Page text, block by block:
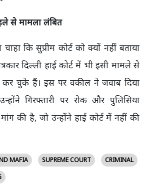
से मामला लंबित
कि सुप्रीम कोर्ट को क्यों नहीं बताया
दिल्ली हाई कोर्ट में भी इसी मामले से
कर चुके हैं। इस पर वकील ने जवाब दिया
गिरफ्तारी पर रोक और पुलिसिया
मांग की है, जो उन्होंने हाई कोर्ट में नहीं की
MAFIA SUPREME COURT
CRIMINAL